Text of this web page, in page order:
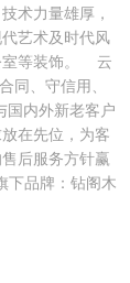
术力量雄厚，
艺术及时代风
室等装饰。 云
同、守信用、
国内外新老客户
在先位，为客
后服务方针赢
下品牌：钻阁木